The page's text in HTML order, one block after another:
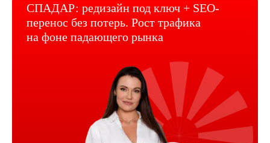
СПАДАР: редизайн под ключ + SEO-
перенос без потерь. Рост трафика
на фоне падающего рынка